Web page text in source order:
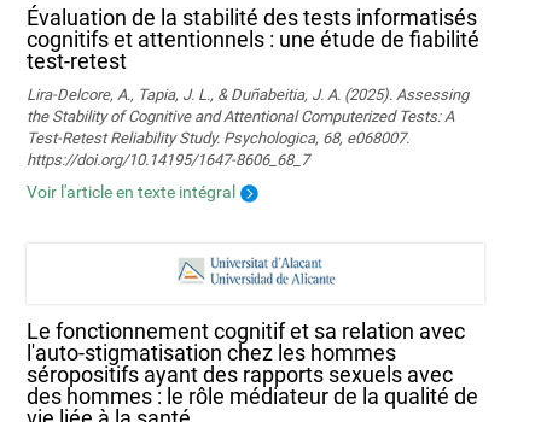
Évaluation de la stabilité des tests informatisés
cognitifs et attentionnels : une étude de fiabilité
test-retest
Lira-Delcore, A., Tapia, J. L., & Duñabeitia, J. A. (2025). Assessing
the Stability of Cognitive and Attentional Computerized Tests: A
Test-Retest Reliability Study. Psychologica, 68, e068007.
https://doi.org/10.14195/1647-8606_68_7
Voir l'article en texte intégral
Le fonctionnement cognitif et sa relation avec
l'auto-stigmatisation chez les hommes
séropositifs ayant des rapports sexuels avec
des hommes : le rôle médiateur de la qualité de